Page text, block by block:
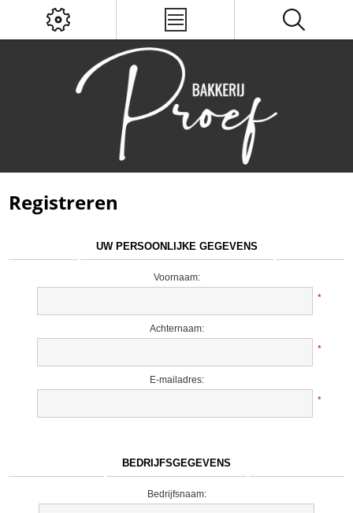
Registreren
UW PERSOONLIJKE GEGEVENS
Voornaam:
*
Achternaam:
*
E-mailadres:
*
BEDRIJFSGEGEVENS
Bedrijfsnaam: